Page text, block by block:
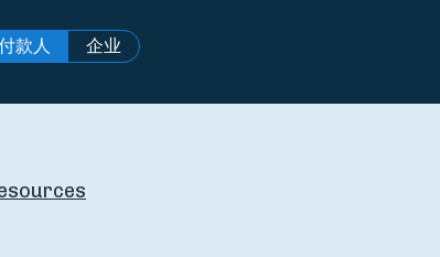
款人 企业